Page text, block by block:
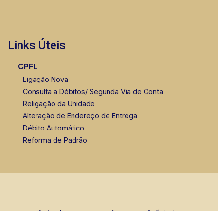
Links Úteis
CPFL
Ligação Nova
Consulta a Débitos/ Segunda Via de Conta
Religação da Unidade
Alteração de Endereço de Entrega
Débito Automático
Reforma de Padrão